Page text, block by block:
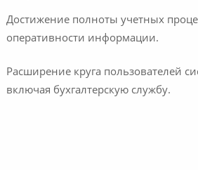
Достижение полноты учетных
оперативности информации.
Расширение круга пользователей
включая бухгалтерскую службу.